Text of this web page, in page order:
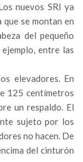
nuevos SRI ya
se montan en
del pequeño
entre las
elevadores. En
125 centímetros
un respaldo. El
sujeto por los
no hacen. De
del cinturón